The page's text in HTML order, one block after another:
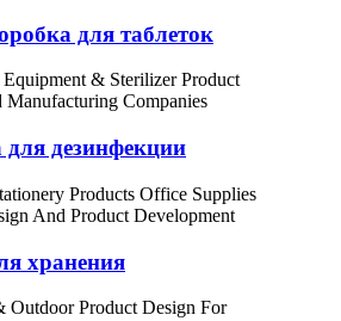
для таблеток
дезинфекции
хранения